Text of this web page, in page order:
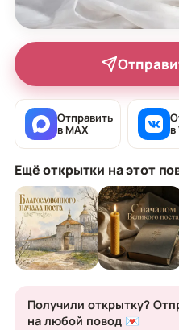
Отправить
в MAX
в
Ещё открытки на этот
Получили открытку?
на любой повод 💌